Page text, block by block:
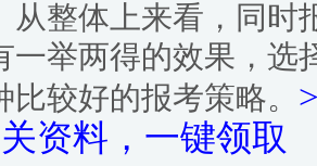
从整体上来看，同时
一举两得的效果，选
比较好的报考策略。
资料，一键领取